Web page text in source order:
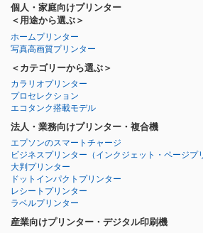
個人・家庭向けプリンター
＜用途から選ぶ＞
ホームプリンター
写真高画質プリンター
＜カテゴリーから選ぶ＞
カラリオプリンター
プロセレクション
エコタンク搭載モデル
法人・業務向けプリンター・複合機
エプソンのスマートチャージ
ビジネスプリンター （インクジェット・ページプ
大判プリンター
ドットインパクトプリンター
レシートプリンター
ラベルプリンター
産業向けプリンター・デジタル印刷機